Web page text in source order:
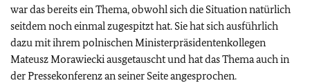
war das bereits ein Thema, obwohl sich die Situation natürlich
seitdem noch einmal zugespitzt hat. Sie hat sich ausführlich
dazu mit ihrem polnischen Ministerpräsidentenkollegen
Mateusz Morawiecki ausgetauscht und hat das Thema auch in
der Pressekonferenz an seiner Seite angesprochen.